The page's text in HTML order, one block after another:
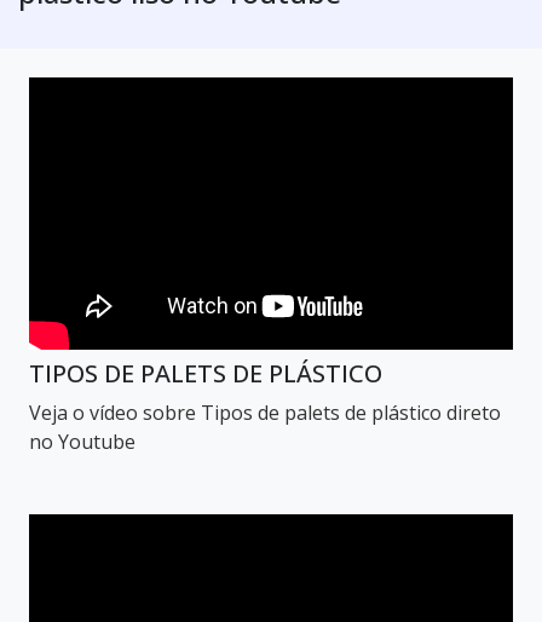
TIPOS DE PALETS DE PLÁSTICO
Veja o vídeo sobre Tipos de palets de plástico direto
no Youtube